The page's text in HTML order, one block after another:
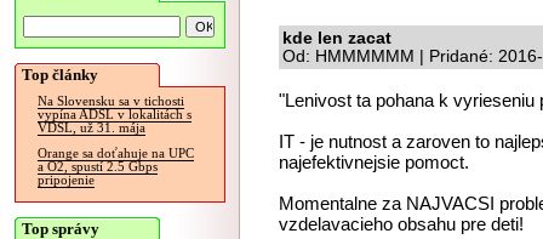
Top články
Na Slovensku sa v tichosti
vypína ADSL v lokalitách s
VDSL, už 31. mája
Orange sa doťahuje na UPC
a O2, spustí 2.5 Gbps
pripojenie
Top správy
kde len zacat
Od: HMMMMMM | Pridané:
"Lenivost ta pohana k
IT - je nutnost a zaroven to
najefektivnejsie pomoct.
Momentalne za NAJVACSI
vzdelavacieho obsahu pre deti!